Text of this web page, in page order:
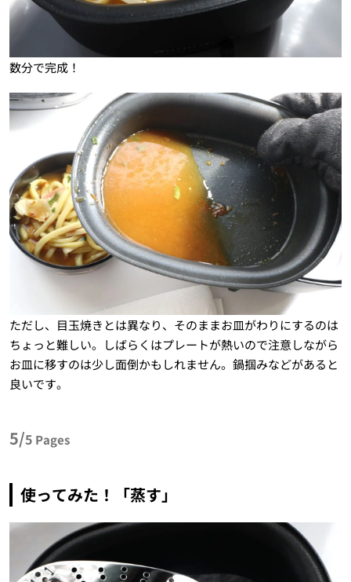
数分で完成！
ただし、目玉焼きとは異なり、そのままお皿がわりにするのは
ちょっと難しい。しばらくはプレートが熱いので注意しながら
お皿に移すのは少し面倒かもしれません。鍋掴みなどがあると
良いです。
5/5 Pages
使ってみた！「蒸す」